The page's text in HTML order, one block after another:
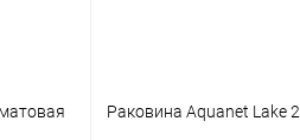
Раковина Aquanet Lake 2